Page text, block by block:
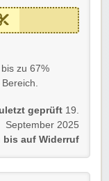
zu 67%
Schnäppchen.
und
geprüft 19.
September 2025
bis auf Widerruf